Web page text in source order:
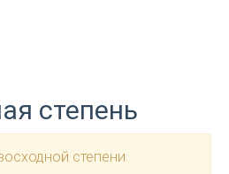
степень
степени.